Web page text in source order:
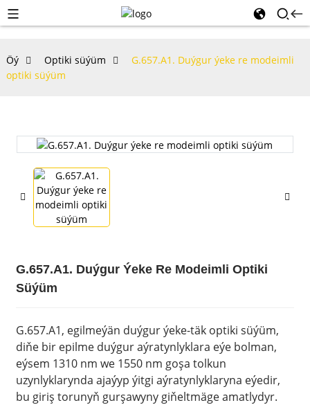
Öý Optiki süýüm
G.657.A1. Duýgur ýeke re modeimli
optiki süýüm
G.657.A1. Duýgur Ýeke Re Modeimli Optiki
Süýüm
G.657.A1, egilmeýän duýgur ýeke-täk optiki süýüm,
diňe bir epilme duýgur aýratynlyklara eýe bolman,
eýsem 1310 nm we 1550 nm goşa tolkun
uzynlyklarynda ajaýyp ýitgi aýratynlyklaryna eýedir,
bu giriş torunyň gurşawyny giňeltmäge amatlydyr.